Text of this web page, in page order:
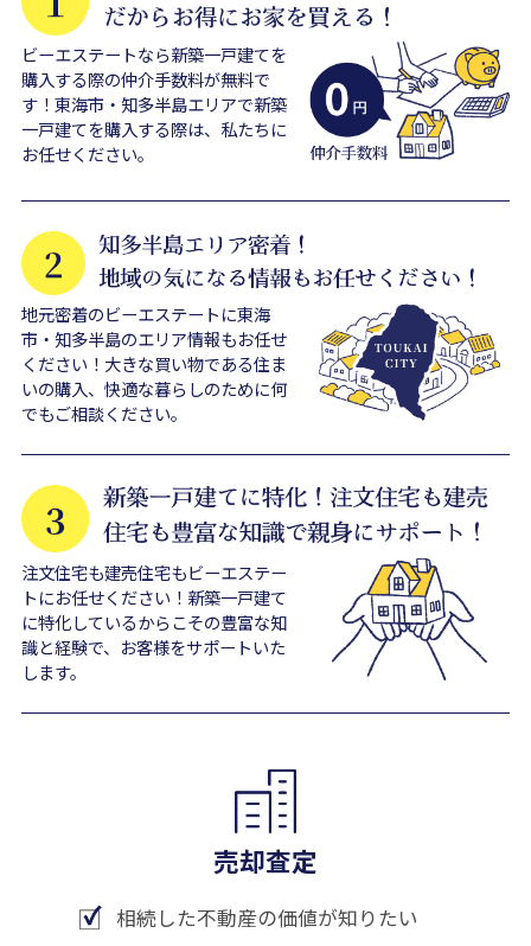
ビーエステートなら新築一戸建てを
購入する際の仲介手数料が無料で
す！東海市・知多半島エリアで新築
一戸建てを購入する際は、私たちに
お任せください。
地元密着のビーエステートに東海
市・知多半島のエリア情報もお任せ
ください！大きな買い物である住ま
いの購入、快適な暮らしのために何
でもご相談ください。
注文住宅も建売住宅もビーエステー
トにお任せください！新築一戸建て
に特化しているからこその豊富な知
識と経験で、お客様をサポートいた
します。
売却査定
相続した不動産の価値が知りたい